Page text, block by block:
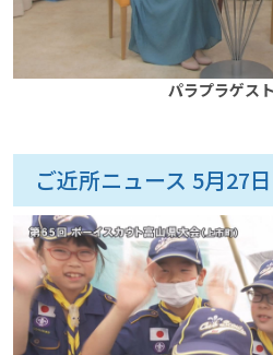
パラプラゲス
ご近所ニュース 5月27